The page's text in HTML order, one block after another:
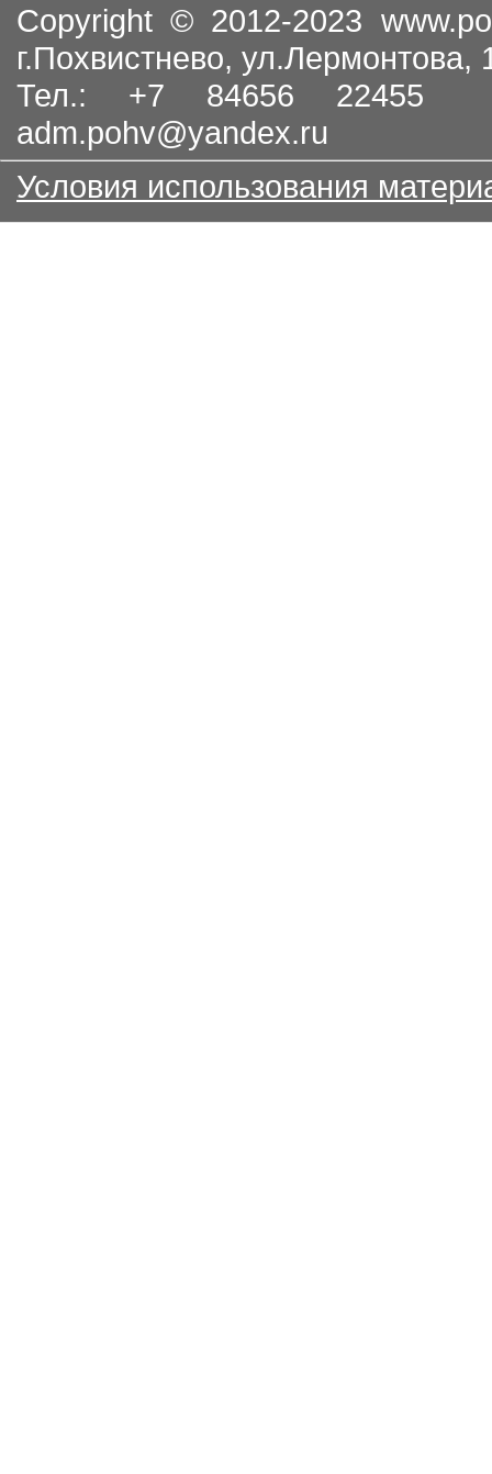
Copyright © 2012-2023
г.Похвистнево, ул.Лермонтова,
Тел.: +7 84656
adm.pohv@yandex.ru
Условия использования